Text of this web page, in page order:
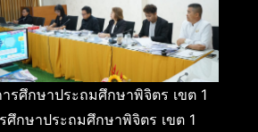
รศึกษาประถมศึกษาพิจิตร เขต 1
กษาประถมศึกษาพิจิตร เขต 1